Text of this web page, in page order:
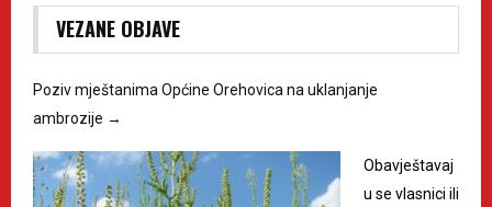
VEZANE OBJAVE
Poziv mještanima Općine Orehovica na uklanjanje
ambrozije →
Obavještavaj
u se vlasnici ili